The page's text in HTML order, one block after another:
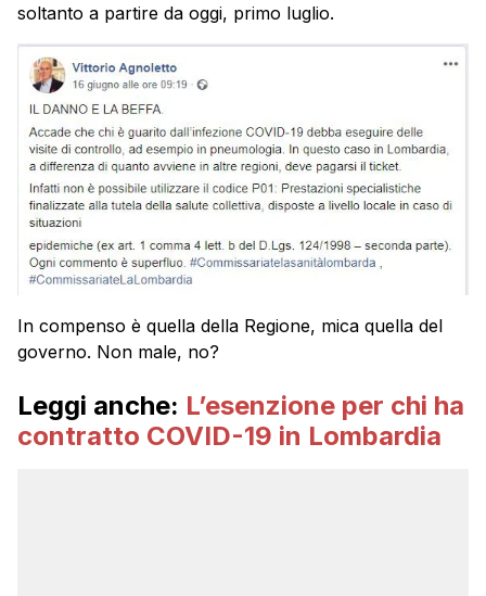
soltanto a partire da oggi, primo luglio.
In compenso è quella della Regione, mica quella del
governo. Non male, no?
Leggi anche: L’esenzione per chi ha
contratto COVID-19 in Lombardia